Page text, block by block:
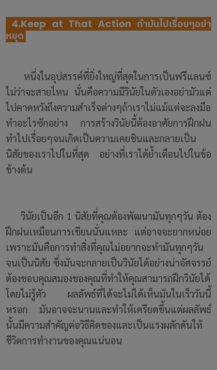
4.Keep at That Action ทำมันไปเรื่อยๆอย่า
หยุด
หนึ่งในอุปสรรค์ที่ยิ่งใหญ่ที่สุดในการเป็นฟรีแลนซ์
ไม่ว่าจะสายไหน นั่นคือความมีวินัยในตัวเองอย่ามัวแต่
ไปคาดหวังถึงความสำเร็จต่างๆถ้าเราไม่แม้แต่จะลงมือ
ทำอะไรซักอย่าง การสร้างวินัยนี้ต้องอาศัยการฝึกฝน
ทำไปเรื่อยๆจนเกิดเป็นความเคยชินและกลายเป็น
นิสัยของเราไปในที่สุด อย่างที่เราได้ย้ำเตือนไปในข้อ
ข้างต้น
วินัยเป็นอีก 1 นิสัยที่คุณต้องพัฒนามันทุกๆวัน ต้อง
ฝึกฝนเหมือนการเขียนนั่นแหละ แต่อาจจะยากหน่อย
เพราะมันคือการทำสิ่งที่คุณไม่อยากจะทำมันทุกๆวัน
จนเป็นนิสัย ซึ่งมันจะกลายเป็นวินัยได้อย่างน่าอัศจรรย์
ต้องขอบคุณสมองของคุณที่ทำให้คุณสามารถฝึกวินัยได้
โดยไม่รู้ตัว ผลลัพธ์ที่ได้จะไม่ได้เห็นมันในเร็ววันนี้
หรอก มันอาจจะนานและทำให้เครียดขึ้นแต่ผลลัพธ์
นั้นมีความสำคัญต่อวิธีคิดของและเป็นแรงผลักดันให้
ชีวิตการทำงานของคุณแน่นอน